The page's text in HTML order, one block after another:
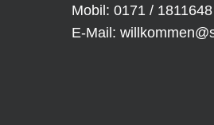
Mobil: 0171 / 1811648
E-Mail: